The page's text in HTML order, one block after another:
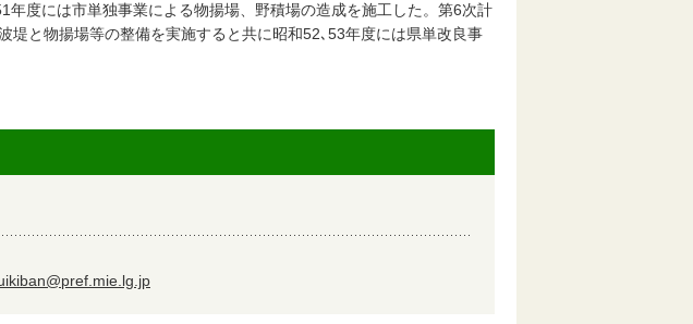
年度には市単独事業による物揚場、野積場の造成を施工した。第6次計
堤と物揚場等の整備を実施すると共に昭和52､53年度には県単改良事